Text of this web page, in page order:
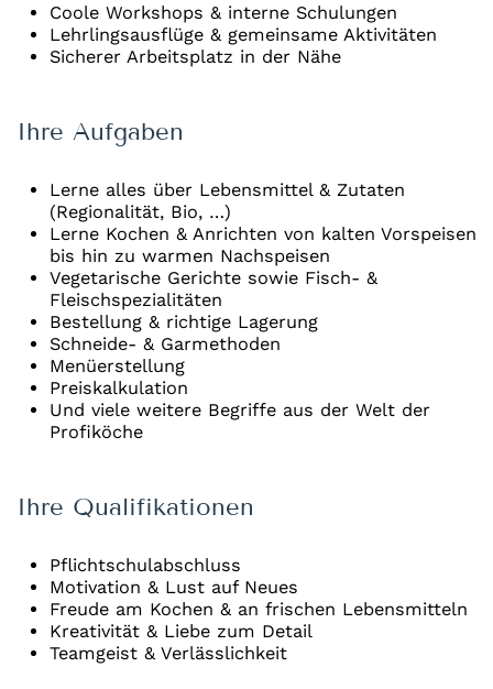
Coole Workshops & interne Schulungen
Lehrlingsausflüge & gemeinsame Aktivitäten
Sicherer Arbeitsplatz in der Nähe
Ihre Aufgaben
Lerne alles über Lebensmittel & Zutaten
(Regionalität, Bio, …)
Lerne Kochen & Anrichten von kalten Vorspeisen
bis hin zu warmen Nachspeisen
Vegetarische Gerichte sowie Fisch- &
Fleischspezialitäten
Bestellung & richtige Lagerung
Schneide- & Garmethoden
Menüerstellung
Preiskalkulation
Und viele weitere Begriffe aus der Welt der
Profiköche
Ihre Qualifikationen
Pflichtschulabschluss
Motivation & Lust auf Neues
Freude am Kochen & an frischen Lebensmitteln
Kreativität & Liebe zum Detail
Teamgeist & Verlässlichkeit